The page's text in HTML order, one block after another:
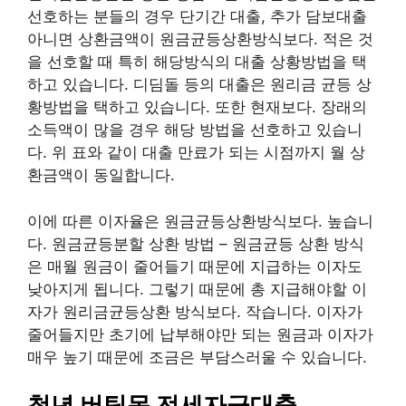
선호하는 분들의 경우 단기간 대출, 추가 담보대출
아니면 상환금액이 원금균등상환방식보다. 적은 것
을 선호할 때 특히 해당방식의 대출 상황방법을 택
하고 있습니다. 디딤돌 등의 대출은 원리금 균등 상
황방법을 택하고 있습니다. 또한 현재보다. 장래의
소득액이 많을 경우 해당 방법을 선호하고 있습니
다. 위 표와 같이 대출 만료가 되는 시점까지 월 상
환금액이 동일합니다.
이에 따른 이자율은 원금균등상환방식보다. 높습니
다. 원금균등분할 상환 방법 – 원금균등 상환 방식
은 매월 원금이 줄어들기 때문에 지급하는 이자도
낮아지게 됩니다. 그렇기 때문에 총 지급해야할 이
자가 원리금균등상환 방식보다. 작습니다. 이자가
줄어들지만 초기에 납부해야만 되는 원금과 이자가
매우 높기 때문에 조금은 부담스러울 수 있습니다.